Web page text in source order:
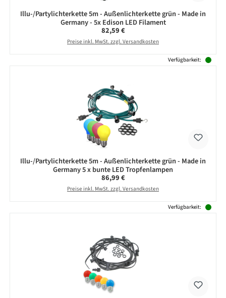
Illu-/Partylichterkette 5m - Außenlichterkette grün - Made in
Germany - 5x Edison LED Filament
Regulärer Preis:
82,59 €
Preise inkl. MwSt. zzgl. Versandkosten
Verfügbarkeit:
Illu-/Partylichterkette 5m - Außenlichterkette grün - Made in
Germany 5 x bunte LED Tropfenlampen
Regulärer Preis:
86,99 €
Preise inkl. MwSt. zzgl. Versandkosten
Verfügbarkeit: